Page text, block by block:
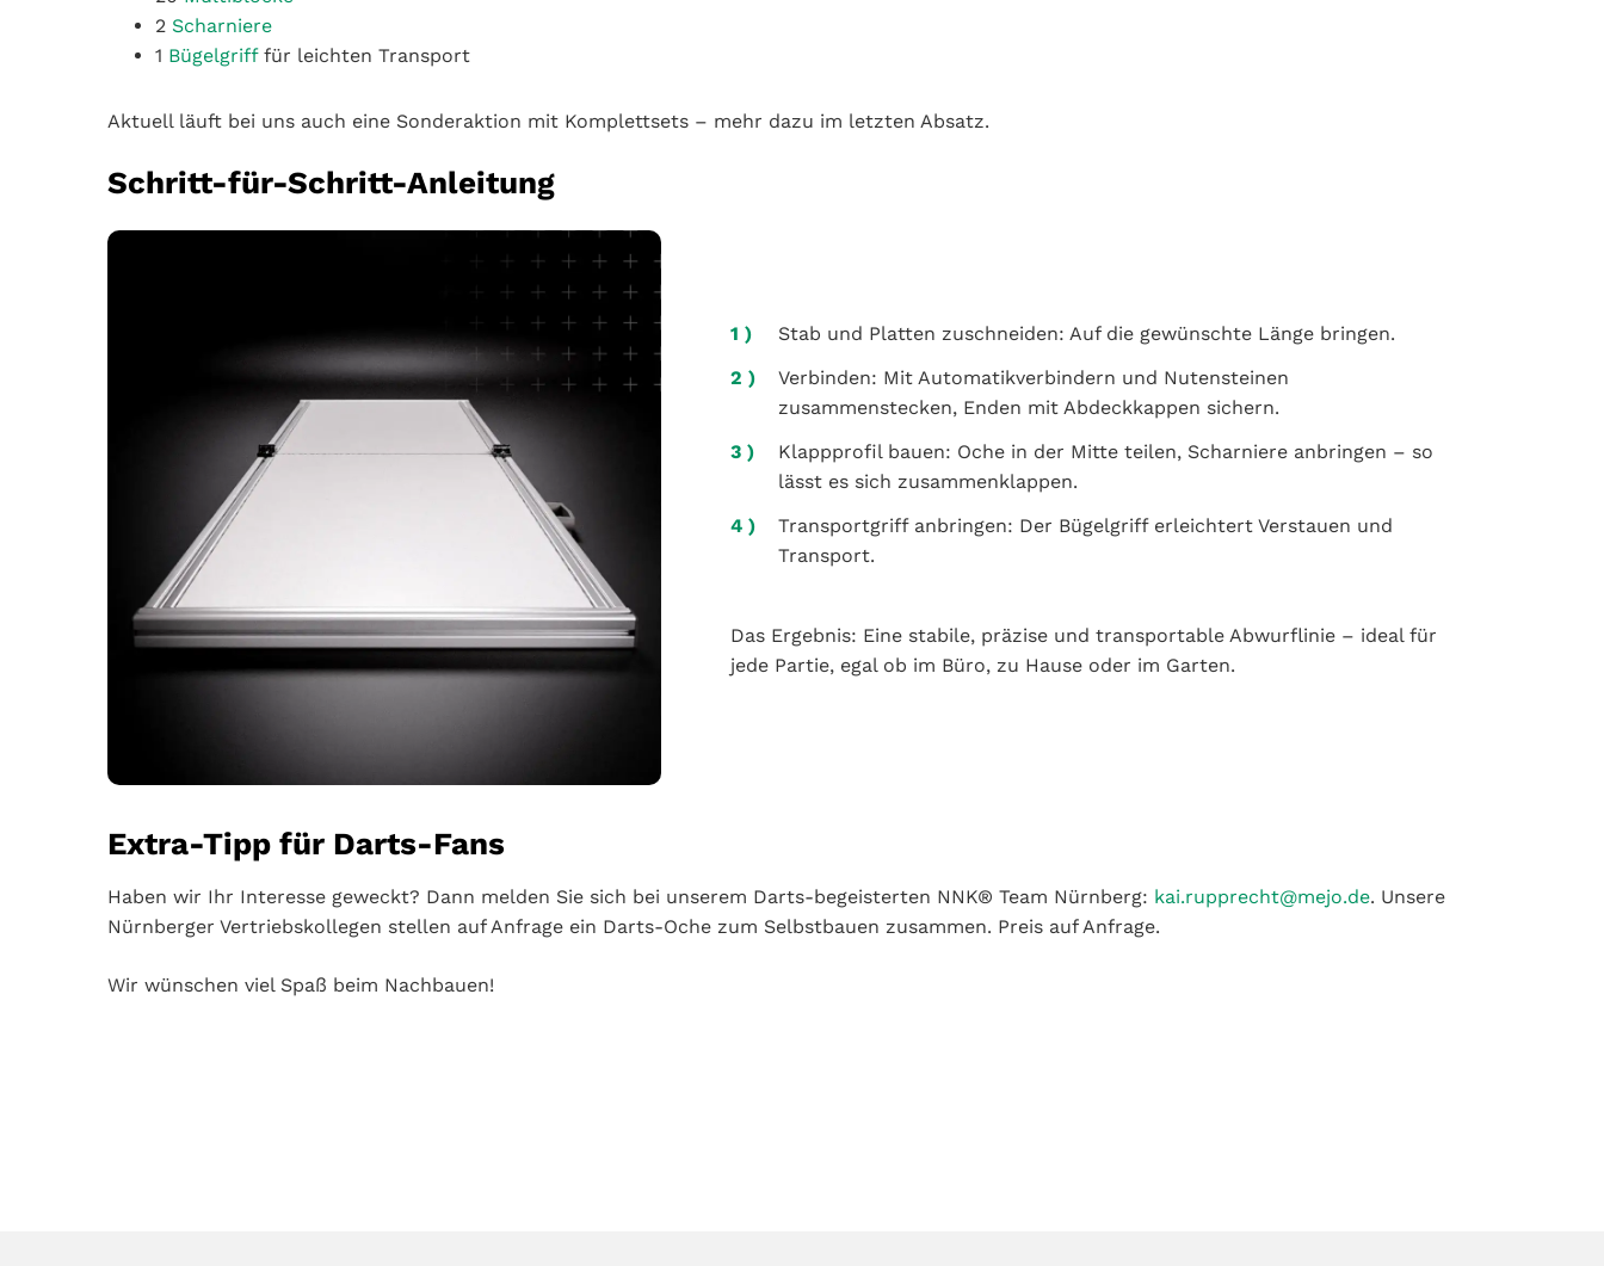
2 Scharniere
1 Bügelgrifffür leichten Transport
Aktuell läuft bei uns auch eine Sonderaktion mit Komplettsets – mehr dazu im letzten Absatz.
Schritt-für-Schritt-Anleitung
Stab und Platten zuschneiden: Auf die gewünschte Länge bringen.
Verbinden: Mit Automatikverbindern und Nutensteinen
zusammenstecken, Enden mit Abdeckkappen sichern.
Klappprofil bauen: Oche in der Mitte teilen, Scharniere anbringen – so
lässt es sich zusammenklappen.
Transportgriff anbringen: Der Bügelgriff erleichtert Verstauen und
Transport.
Das Ergebnis: Eine stabile, präzise und transportable Abwurflinie – ideal für
jede Partie, egal ob im Büro, zu Hause oder im Garten.
Extra-Tipp für Darts-Fans
Haben wir Ihr Interesse geweckt? Dann melden Sie sich bei unserem Darts-begeisterten NNK® Team Nürnberg: kai.rupprecht@mejo.de. Unsere
Nürnberger Vertriebskollegen stellen auf Anfrage ein Darts-Oche zum Selbstbauen zusammen. Preis auf Anfrage.
Wir wünschen viel Spaß beim Nachbauen!